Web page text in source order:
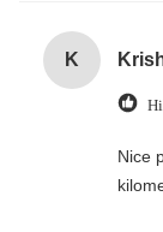
K
Nice